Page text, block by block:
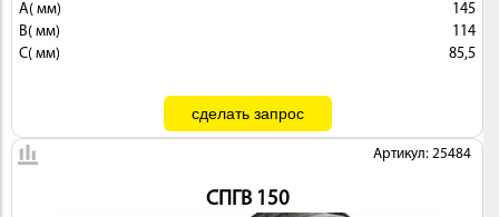
A( мм)
145
B( мм)
114
C( мм)
85,5
Артикул: 25484
СПГВ 150